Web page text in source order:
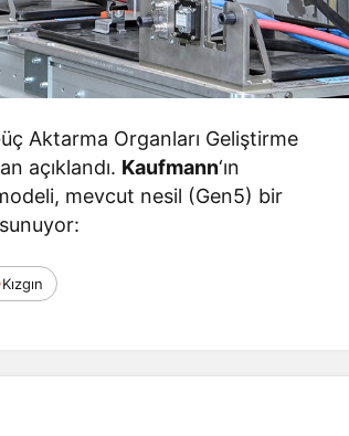
Aktarma Organları Geliştirme
açıklandı. Kaufmann‘ın
mevcut nesil (Gen5) bir
Kızgın